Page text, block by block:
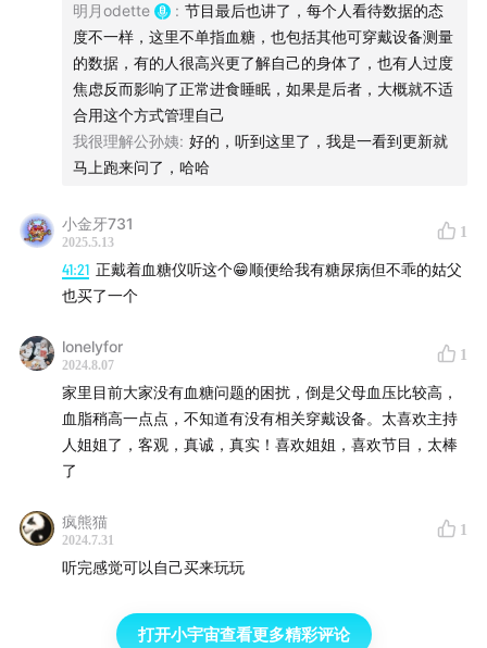
明月odette : 节目最后也讲了，每个人看待数据的态
度不一样，这里不单指血糖，也包括其他可穿戴设备测量
的数据，有的人很高兴更了解自己的身体了，也有人过度
焦虑反而影响了正常进食睡眠，如果是后者，大概就不适
合用这个方式管理自己
我很理解公孙姨: 好的，听到这里了，我是一看到更新就
马上跑来问了，哈哈
小金牙731
2025.5.13
1
41:21 正戴着血糖仪听这个😁顺便给我有糖尿病但不乖的姑父
也买了一个
lonelyfor
2024.8.07
1
家里目前大家没有血糖问题的困扰，倒是父母血压比较高，
血脂稍高一点点，不知道有没有相关穿戴设备。太喜欢主持
人姐姐了，客观，真诚，真实！喜欢姐姐，喜欢节目，太棒
了
疯熊猫
2024.7.31
1
听完感觉可以自己买来玩玩
打开小宇宙查看更多精彩评论